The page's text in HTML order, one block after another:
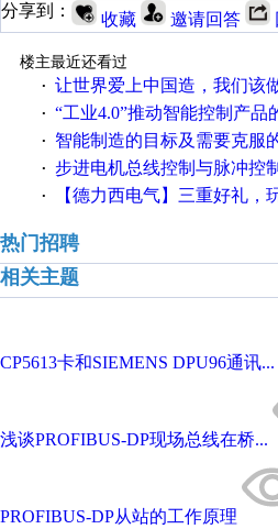
分享到：
收藏 邀请回答
楼主最近还看过
· 让世界爱上中国造，我们该做些
· “工业4.0”推动智能控制产品
· 智能制造的目标及需要克服的五个
· 步进电机总线控制与脉冲控制优
· 【德力西电气】三重好礼，玩嗨夏
热门招聘
相关主题
CP5613卡和SIEMENS DPU96通讯...
浅谈PROFIBUS-DP现场总线在桥...
PROFIBUS-DP从站的工作原理